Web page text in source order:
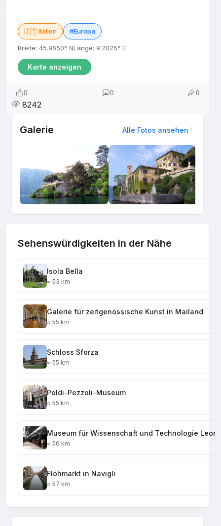
🇮🇹 Italien #Europa
Breite: 45.9650° NLänge: 9.2025° E
Karte anzeigen
0 0 0
8242
Galerie Alle Fotos ansehen
Sehenswürdigkeiten in der Nähe
Isola Bella
≈ 53 km
Galerie für zeitgenössische Kunst in Mailand
≈ 55 km
Schloss Sforza
≈ 55 km
Poldi-Pezzoli-Museum
≈ 55 km
Museum für Wissenschaft und Technologie
≈ 56 km
Flohmarkt in Navigli
≈ 57 km